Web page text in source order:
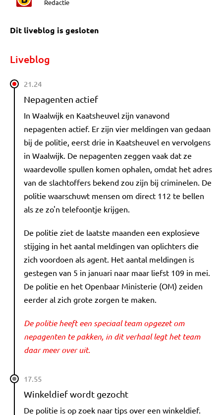
Redactie
Dit liveblog is gesloten
Liveblog
21.24
Nepagenten actief
In Waalwijk en Kaatsheuvel zijn vanavond
nepagenten actief. Er zijn vier meldingen van gedaan
bij de politie, eerst drie in Kaatsheuvel en vervolgens
in Waalwijk. De nepagenten zeggen vaak dat ze
waardevolle spullen komen ophalen, omdat het adres
van de slachtoffers bekend zou zijn bij criminelen. De
politie waarschuwt mensen om direct 112 te bellen
als ze zo'n telefoontje krijgen.
De politie ziet de laatste maanden een explosieve
stijging in het aantal meldingen van oplichters die
zich voordoen als agent. Het aantal meldingen is
gestegen van 5 in januari naar maar liefst 109 in mei.
De politie en het Openbaar Ministerie (OM) zeiden
eerder al zich grote zorgen te maken.
De politie heeft een speciaal team opgezet om
nepagenten te pakken, in dit verhaal legt het team
daar meer over uit.
17.55
Winkeldief wordt gezocht
De politie is op zoek naar tips over een winkeldief.